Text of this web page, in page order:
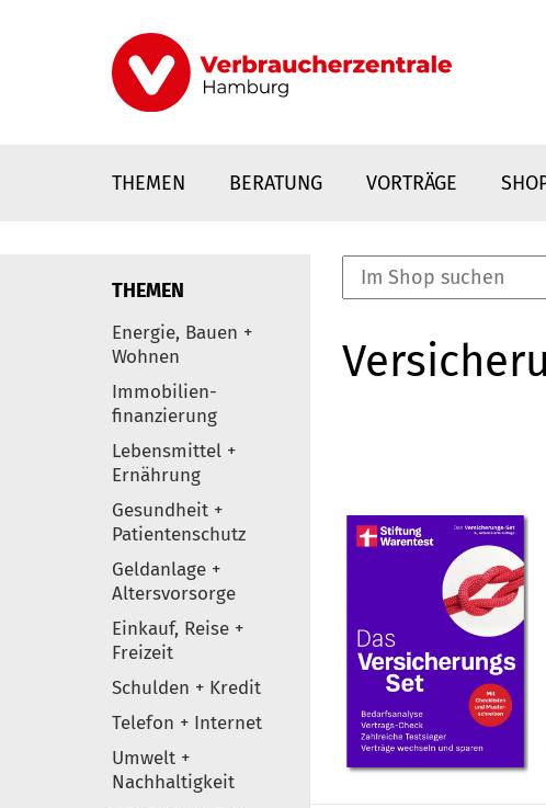
THEMEN BERATUNG VORTRÄGE
Elemente
THEMEN
Energie, Bauen +
Wohnen
Immobilien-
finanzierung
Lebensmittel +
Ernährung
Gesundheit +
Patientenschutz
Geldanlage +
Altersvorsorge
Einkauf, Reise +
Freizeit
Schulden + Kredit
Telefon + Internet
Umwelt +
Nachhaltigkeit